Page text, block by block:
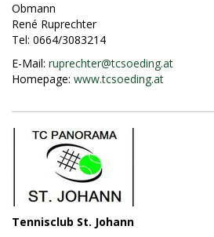
Obmann
René Ruprechter
Tel: 0664/3083214
E-Mail: ruprechter@tcsoeding.at
Homepage: www.tcsoeding.at
Tennisclub St. Johann